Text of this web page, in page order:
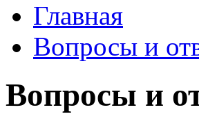
Главная
Вопросы и
Вопросы и